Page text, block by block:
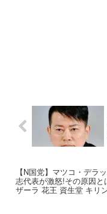
【N国党】マツコ・デラ
志代表が激怒!その原因と
ザーラ 花王 資生堂 キリ